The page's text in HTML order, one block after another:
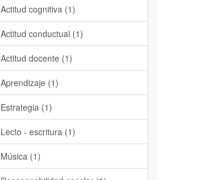
Actitud cognitiva (1)
Actitud conductual (1)
Actitud docente (1)
Aprendizaje (1)
Estrategia (1)
Lecto - escritura (1)
Música (1)